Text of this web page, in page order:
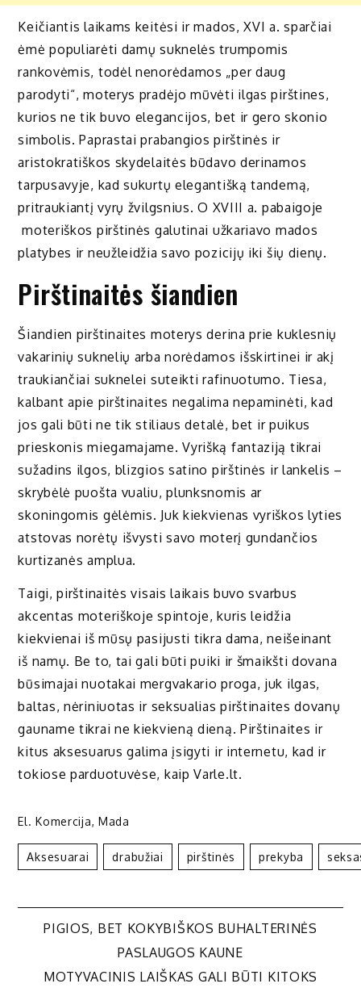
Keičiantis laikams keitėsi ir mados, XVI a. sparčiai
ėmė populiarėti damų suknelės trumpomis
rankovėmis, todėl nenorėdamos „per daug
parodyti“, moterys pradėjo mūvėti ilgas pirštines,
kurios ne tik buvo elegancijos, bet ir gero skonio
simbolis. Paprastai prabangios pirštinės ir
aristokratiškos skydelaitės būdavo derinamos
tarpusavyje, kad sukurtų elegantišką tandemą,
pritraukiantį vyrų žvilgsnius. O XVIII a. pabaigoje
moteriškos pirštinės galutinai užkariavo mados
platybes ir neužleidžia savo pozicijų iki šių dienų.
Pirštinaitės šiandien
Šiandien pirštinaites moterys derina prie kuklesnių
vakarinių suknelių arba norėdamos išskirtinei ir akį
traukiančiai suknelei suteikti rafinuotumo. Tiesa,
kalbant apie pirštinaites negalima nepaminėti, kad
jos gali būti ne tik stiliaus detalė, bet ir puikus
prieskonis miegamajame. Vyrišką fantaziją tikrai
sužadins ilgos, blizgios satino pirštinės ir lankelis –
skrybėlė puošta vualiu, plunksnomis ar
skoningomis gėlėmis. Juk kiekvienas vyriškos lyties
atstovas norėtų išvysti savo moterį gundančios
kurtizanės amplua.
Taigi, pirštinaitės visais laikais buvo svarbus
akcentas moteriškoje spintoje, kuris leidžia
kiekvienai iš mūsų pasijusti tikra dama, neišeinant
iš namų. Be to, tai gali būti puiki ir šmaikšti dovana
būsimajai nuotakai mergvakario proga, juk ilgas,
baltas, nėriniuotas ir seksualias pirštinaites dovanų
gauname tikrai ne kiekvieną dieną. Pirštinaites ir
kitus aksesuarus galima įsigyti ir internetu, kad ir
tokiose parduotuvėse, kaip Varle.lt.
El. Komercija, Mada
Aksesuarai Drabužiai Pirštinės Prekyba
Navigacija
tarp
PIGIOS, BET KOKYBIŠKOS BUHALTERINĖS
PASLAUGOS KAUNE
MOTYVACINIS LAIŠKAS GALI BŪTI KITOKS